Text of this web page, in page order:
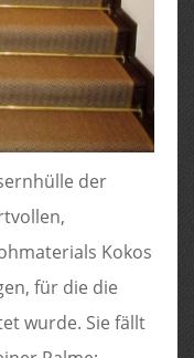
der
Kokos
für die die
wurde. Sie fällt